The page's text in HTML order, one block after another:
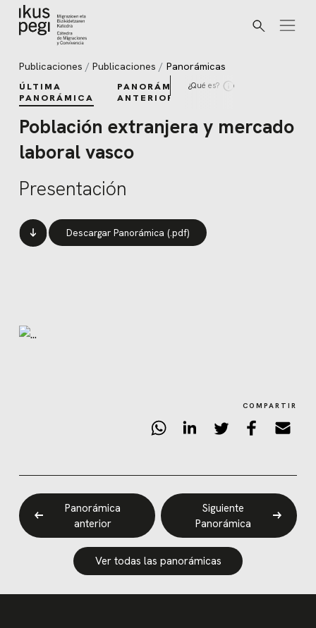
Ir directamente al contenido
Buscar
Publicaciones Publicaciones Panorámicas
ÚLTIMA
PANORÁMICA
PANORÁMICAS
ANTERIORES
¿Qué es?
Población extranjera y mercado
laboral vasco
Presentación
Descargar Panorámica (.pdf)
COMPARTIR
Panorámica
anterior
Siguiente
Panorámica
Ver todas las panorámicas